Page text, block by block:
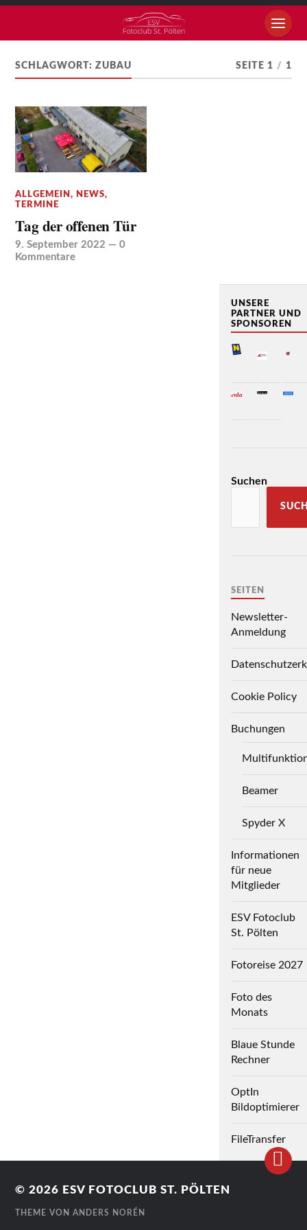
SCHLAGWORT:ZUBAU SEITE 1 / 1
ALLGEMEIN, NEWS,
TERMINE
Tag der offenen Tür
9. September 2022 —0
Kommentare
UNSERE
PARTNER UND
SPONSOREN
Suchen
SEITEN
Newsletter-
Anmeldung
Cookie Policy
Buchungen
Beamer
Spyder X
Informationen
für neue
Mitglieder
ESV Fotoclub
St. Pölten
Fotoreise 2027
Foto des
Monats
Blaue Stunde
Rechner
OptIn
Bildoptimierer
FileTransfer
© 2026 ESV FOTOCLUB ST. PÖLTEN
THEME VONANDERS NORÉN